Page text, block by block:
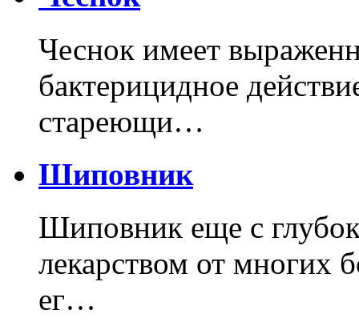
Чеснок имеет
бактерицидное
стареющи…
Шиповник
Шиповник еще с
лекарством от многих
ег…